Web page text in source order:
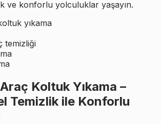
ve konforlu yolculuklar yaşayın.
yıkama
temizliği
Koltuk Yıkama –
Temizlik ile Konforlu